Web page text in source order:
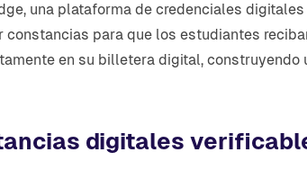
una plataforma de credenciales
para que los estudiantes
en su billetera digital,
digitales